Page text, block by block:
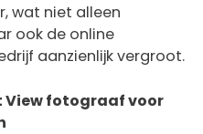
wat niet alleen
ook de online
aanzienlijk vergroot.
View fotograaf voor